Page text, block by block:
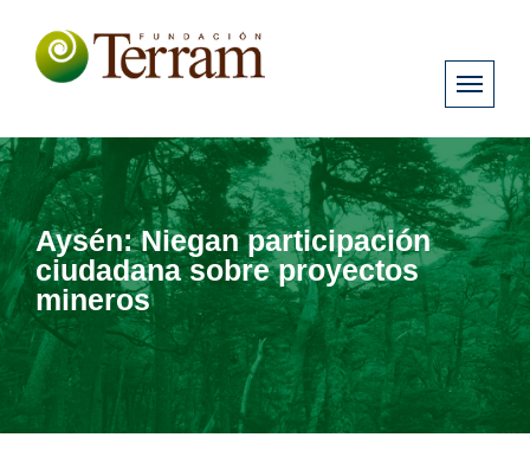
Aysén: Niegan participación
ciudadana sobre proyectos
mineros